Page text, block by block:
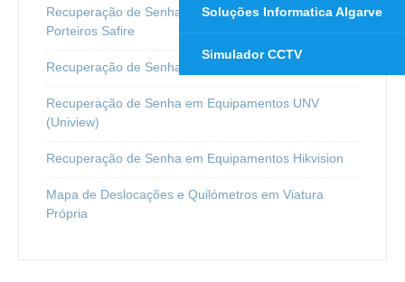
Recuperação de Senha/Password para Video
Porteiros Safire
Recuperação de Senha para Dispositivos Safire
Recuperação de Senha em Equipamentos UNV
(Uniview)
Recuperação de Senha em Equipamentos Hikvision
Mapa de Deslocações e Quilómetros em Viatura
Própria
Soluções Informatica Algarve
Simulador CCTV